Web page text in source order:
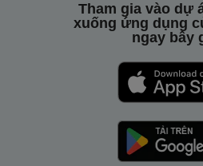
Tham gia vào dự
xuống ứng dụng
ngay bây